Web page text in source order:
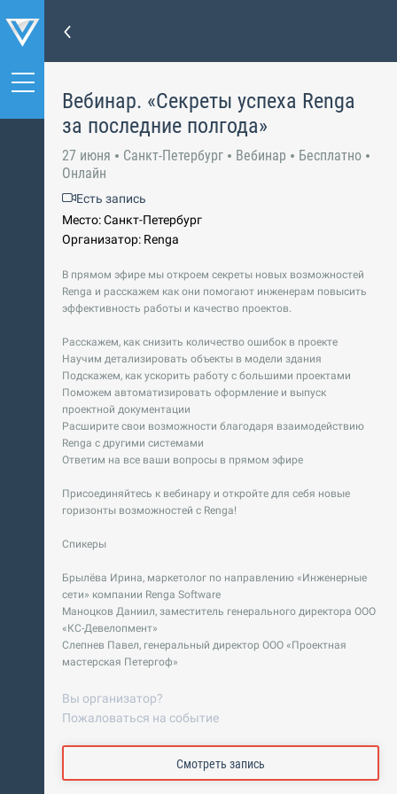
Вебинар. «Секреты успеха Renga
за последние полгода»
27 июня Санкт-Петербург Вебинар
Бесплатно
Онлайн
Есть запись
Место: Санкт-Петербург
Организатор: Renga
В прямом эфире мы откроем секреты новых возможностей
Renga и расскажем как они помогают инженерам повысить
эффективность работы и качество проектов.
Расскажем, как снизить количество ошибок в проекте
Научим детализировать объекты в модели здания
Подскажем, как ускорить работу с большими проектами
Поможем автоматизировать оформление и выпуск
проектной документации
Расширите свои возможности благодаря взаимодействию
Renga с другими системами
Ответим на все ваши вопросы в прямом эфире
Присоединяйтесь к вебинару и откройте для себя новые
горизонты возможностей с Renga!
Спикеры
Брылёва Ирина, маркетолог по направлению «Инженерные
сети» компании Renga Software
Маноцков Даниил, заместитель генерального директора ООО
«КС-Девелопмент»
Слепнев Павел, генеральный директор ООО «Проектная
мастерская Петергоф»
Вы организатор?
Пожаловаться на событие
Смотреть запись